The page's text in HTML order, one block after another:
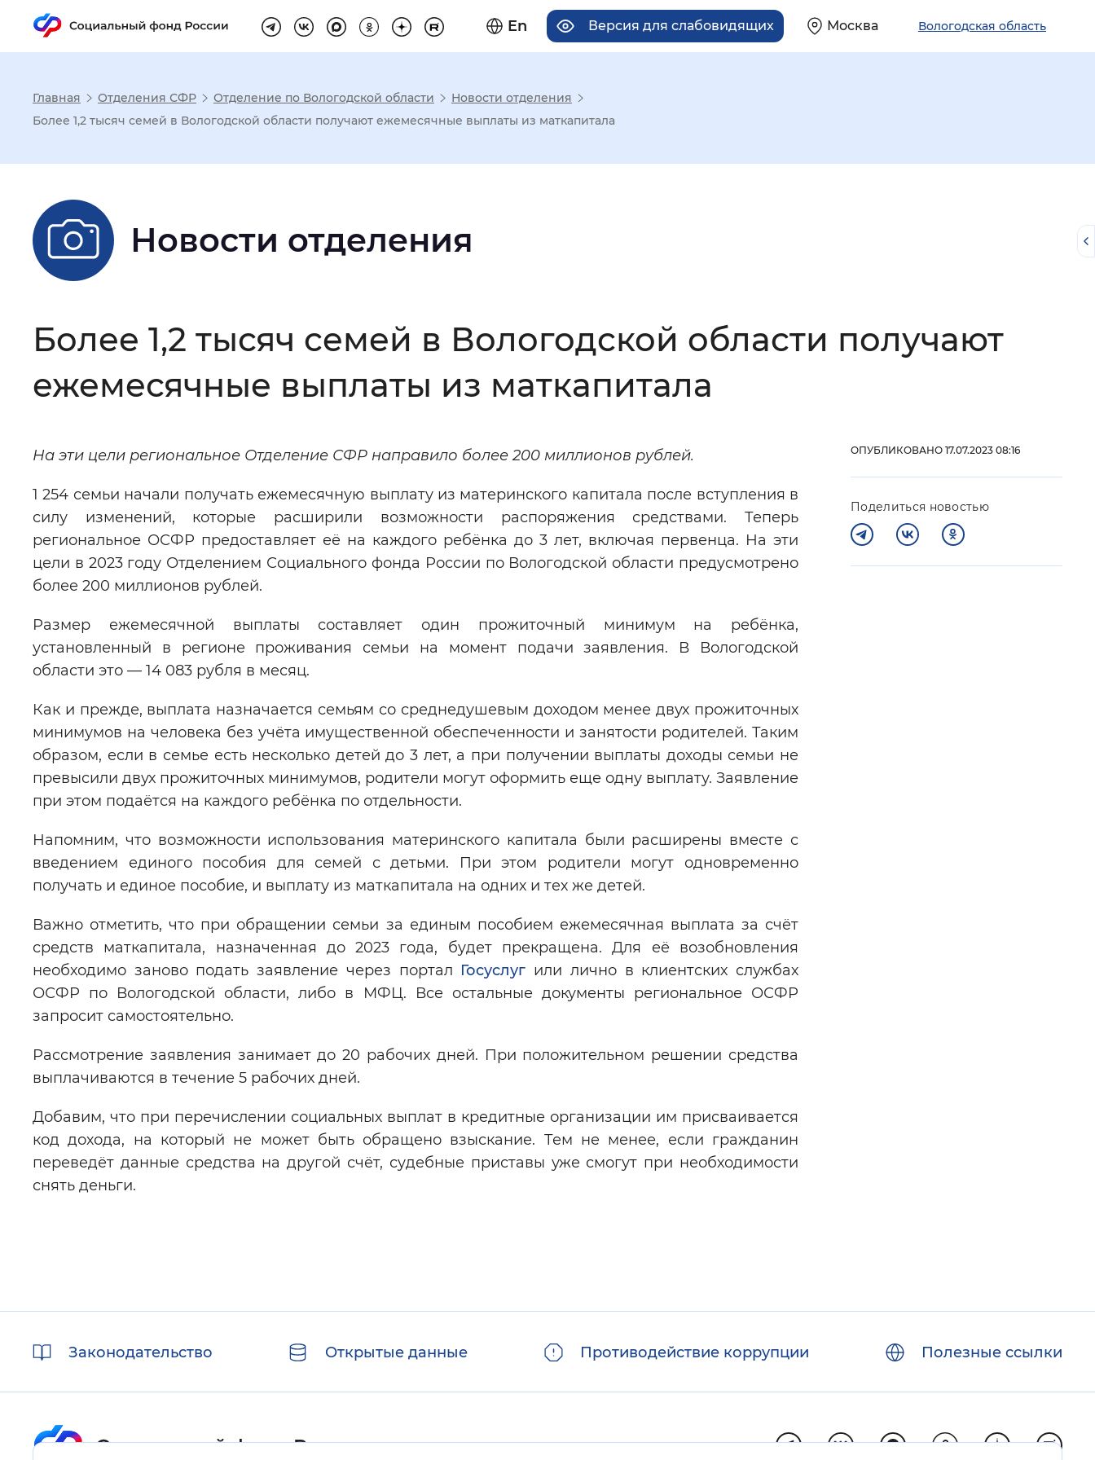
En Версия для слабовидящих Москва Вологодская область
Настройка режима отображения
Шрифт: Без засечек С засечками
Нормальный Большой
Цвет сайта: Монохромный Инверсивный монохромный Синий фон
Изображения: Включены Выключены
Звуковой ассистент: Воспроизвести Остановить Повторить
Вернуть стандартные настройки
Главная Отделения СФР Отделение по Вологодской области
Новости отделения
Более 1,2 тысяч семей в Вологодской области получают ежемесячные выплаты из маткапитала
Новости отделения
Более 1,2 тысяч семей в Вологодской области получают
ежемесячные выплаты из маткапитала
На эти цели региональное Отделение СФР направило более 200 миллионов рублей.
1 254 семьи начали получать ежемесячную выплату из материнского капитала после вступления в
силу изменений, которые расширили возможности распоряжения средствами. Теперь
региональное ОСФР предоставляет её на каждого ребёнка до 3 лет, включая первенца. На эти
цели в 2023 году Отделением Социального фонда России по Вологодской области предусмотрено
более 200 миллионов рублей.
Размер ежемесячной выплаты составляет один прожиточный минимум на ребёнка,
установленный в регионе проживания семьи на момент подачи заявления. В Вологодской
области это — 14 083 рубля в месяц.
Как и прежде, выплата назначается семьям со среднедушевым доходом менее двух прожиточных
минимумов на человека без учёта имущественной обеспеченности и занятости родителей. Таким
образом, если в семье есть несколько детей до 3 лет, а при получении выплаты доходы семьи не
превысили двух прожиточных минимумов, родители могут оформить еще одну выплату. Заявление
при этом подаётся на каждого ребёнка по отдельности.
Напомним, что возможности использования материнского капитала были расширены вместе с
введением единого пособия для семей с детьми. При этом родители могут одновременно
получать и единое пособие, и выплату из маткапитала на одних и тех же детей.
Важно отметить, что при обращении семьи за единым пособием ежемесячная выплата за счёт
средств маткапитала, назначенная до 2023 года, будет прекращена. Для её возобновления
необходимо заново подать заявление через портал Госуслуг или лично в клиентских службах
ОСФР по Вологодской области, либо в МФЦ. Все остальные документы региональное ОСФР
запросит самостоятельно.
Рассмотрение заявления занимает до 20 рабочих дней. При положительном решении средства
выплачиваются в течение 5 рабочих дней.
Добавим, что при перечислении социальных выплат в кредитные организации им присваивается
код дохода, на который не может быть обращено взыскание. Тем не менее, если гражданин
переведёт данные средства на другой счёт, судебные приставы уже смогут при необходимости
снять деньги.
ОПУБЛИКОВАНО 17.07.2023 08:16
Поделиться новостью
ссылкиЗаконодательство Открытые данные Противодействие коррупции Полезные ссылки